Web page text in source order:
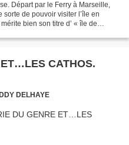
Départ par le Ferry à Marseille,
de pouvoir visiter l’île en
bien son titre d’ « île de
CATHOS.
DELHAYE